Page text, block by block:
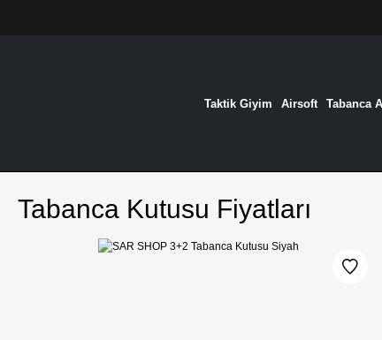
Taktik Giyim Airsoft Tabanca
Tabanca Kutusu Fiyatları